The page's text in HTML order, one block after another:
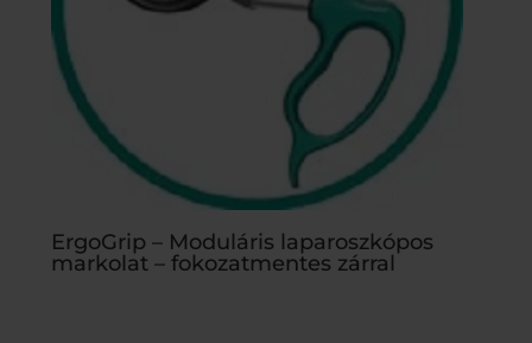
ErgoGrip – Moduláris laparoszkópos
markolat – fokozatmentes zárral